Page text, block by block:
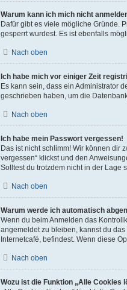
Warum kann ich mich nicht
Dafür gibt es viele mögliche Gründe.
gesperrt wurdest. Es ist ebenfalls
Nach oben
Ich habe mich vor einiger Zeit
Es kann sein, dass ein Administrator
geschrieben haben, um die
Nach oben
Ich habe mein Passwort vergessen!
Das ist nicht schlimm! Wir können dir
vergessen“ klickst und den
Solltest du trotzdem nicht in der Lage
Nach oben
Warum werde ich automatisch
Wenn du beim Anmelden das
angemeldet zu bleiben, kannst du
Internetcafé, befindest. Wenn diese
Nach oben
Wozu ist die Funktion „Alle Cookies